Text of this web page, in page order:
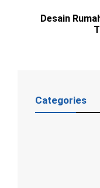
Desain
Categories